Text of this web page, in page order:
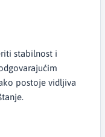
stabilnost i
postoje vidljiva